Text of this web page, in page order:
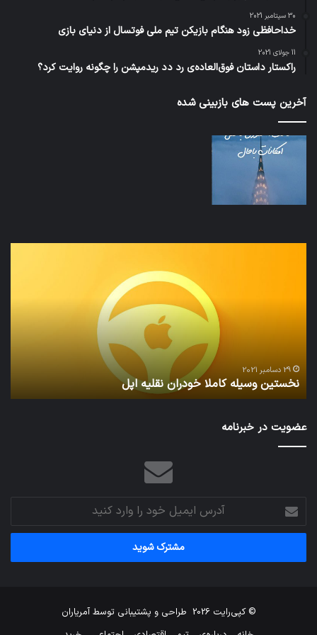
30 سپتامبر 2021
خداحافظی زود هنگام بازیکن تیم ملی فوتسال از دنیای بازی
11 جولای 2021
راکستار داستان فوق‌العاده‌ی رد دد ریدمپشن را چگونه روایت کرد؟
آخرین پست های بازبینی شده
29 دسامبر 2021
نخستین وسیله کاملا خودران نقلیه اپل
عضویت در خبرنامه
آدرس
ایمیل
خود
وارد
© کپی‌رایت 2026 طراحی و پشتیبانی توسطآمریاران